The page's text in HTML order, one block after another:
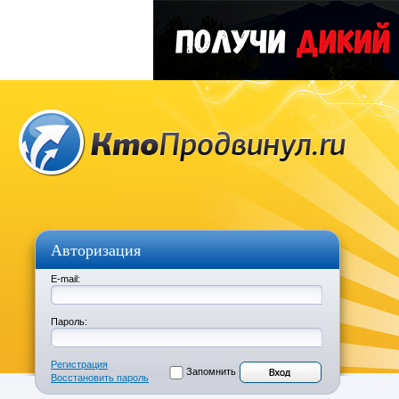
Авторизация
E-mail:
Пароль:
Регистрация
Восстановить пароль
Запомнить